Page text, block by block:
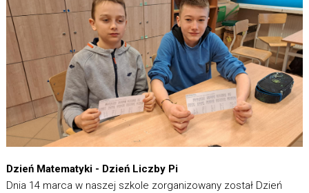
Dzień Matematyki - Dzień Liczby Pi
Dnia 14 marca w naszej szkole zorganizowany został Dzień